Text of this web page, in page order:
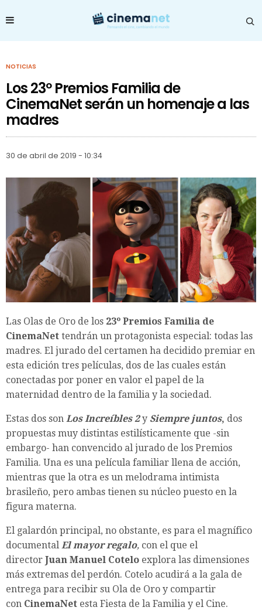
NOTICIAS
Los 23º Premios Familia de
CinemaNet serán un homenaje a las
madres
30 de abril de 2019 - 10:34
Las Olas de Oro de los 23º Premios Familia de
CinemaNet tendrán un protagonista especial: todas las
madres. El jurado del certamen ha decidido premiar en
esta edición tres películas, dos de las cuales están
conectadas por poner en valor el papel de la
maternidad dentro de la familia y la sociedad.
Estas dos son Los Increíbles 2 y Siempre juntos, dos
propuestas muy distintas estilísticamente que -sin
embargo- han convencido al jurado de los Premios
Familia. Una es una película familiar llena de acción,
mientras que la otra es un melodrama intimista
brasileño, pero ambas tienen su núcleo puesto en la
figura materna.
El galardón principal, no obstante, es para el magnífico
documental El mayor regalo, con el que el
director Juan Manuel Cotelo explora las dimensiones
más extremas del perdón. Cotelo acudirá a la gala de
entrega para recibir su Ola de Oro y compartir
con CinemaNet esta Fiesta de la Familia y el Cine.